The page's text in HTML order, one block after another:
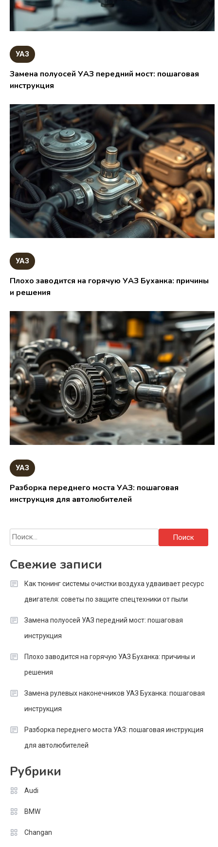
УАЗ
Замена полуосей УАЗ передний мост: пошаговая
инструкция
УАЗ
Плохо заводится на горячую УАЗ Буханка: причины
и решения
УАЗ
Разборка переднего моста УАЗ: пошаговая
инструкция для автолюбителей
Найти:
Свежие записи
Как тюнинг системы очистки воздуха удваивает ресурс
двигателя: советы по защите спецтехники от пыли
Замена полуосей УАЗ передний мост: пошаговая
инструкция
Плохо заводится на горячую УАЗ Буханка: причины и
решения
Замена рулевых наконечников УАЗ Буханка: пошаговая
инструкция
Разборка переднего моста УАЗ: пошаговая инструкция
для автолюбителей
Рубрики
Audi
BMW
Changan